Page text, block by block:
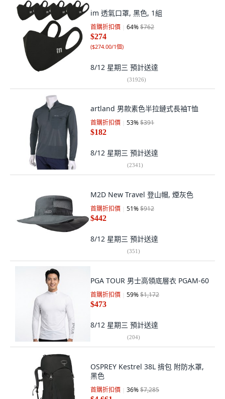
im 透氣口罩, 黑色, 1組
首購折扣價 64%$762
$274
($274.00/1個)
8/12 星期三 預計送達
(31926)
artland 男款素色半拉鏈式長袖T恤
首購折扣價 53%$391
$182
8/12 星期三 預計送達
(2341)
M2D New Travel 登山帽, 煙灰色
首購折扣價 51%$912
$442
8/12 星期三 預計送達
(351)
PGA TOUR 男士高領底層衣 PGAM-60
首購折扣價 59%$1,172
$473
8/12 星期三 預計送達
(204)
OSPREY Kestrel 38L 揹包 附防水罩,
黑色
首購折扣價 36%$7,285